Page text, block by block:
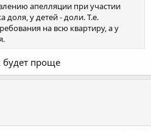
апелляции при участии
доля, у детей - доли. Т.е.
на всю квартиру, а у
будет проще